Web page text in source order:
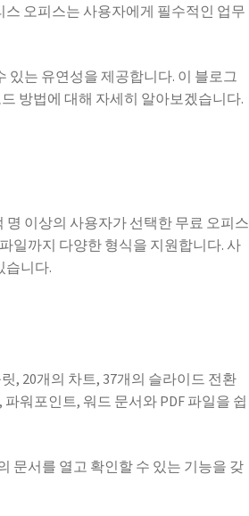
오피스는 사용자에게 필수적인 업무
있는 유연성을 제공합니다. 이 블로그
방법에 대해 자세히 알아보겠습니다.
이상의 사용자가 선택한 무료 오피스
일까지 다양한 형식을 지원합니다. 사
습니다.
, 20개의 차트, 37개의 슬라이드 전환
워포인트, 워드 문서와 PDF 파일을 쉽
문서를 열고 확인할 수 있는 기능을 갖